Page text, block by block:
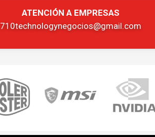
ATENCIÓN A EMPRESAS
710technologynegocios@gmail.com